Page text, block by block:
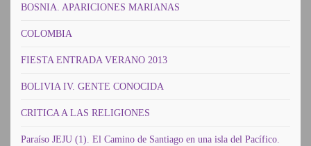
BOSNIA. APARICIONES MARIANAS
COLOMBIA
FIESTA ENTRADA VERANO 2013
BOLIVIA IV. GENTE CONOCIDA
CRITICA A LAS RELIGIONES
Paraíso JEJU (1). El Camino de Santiago en una isla del Pacífico.